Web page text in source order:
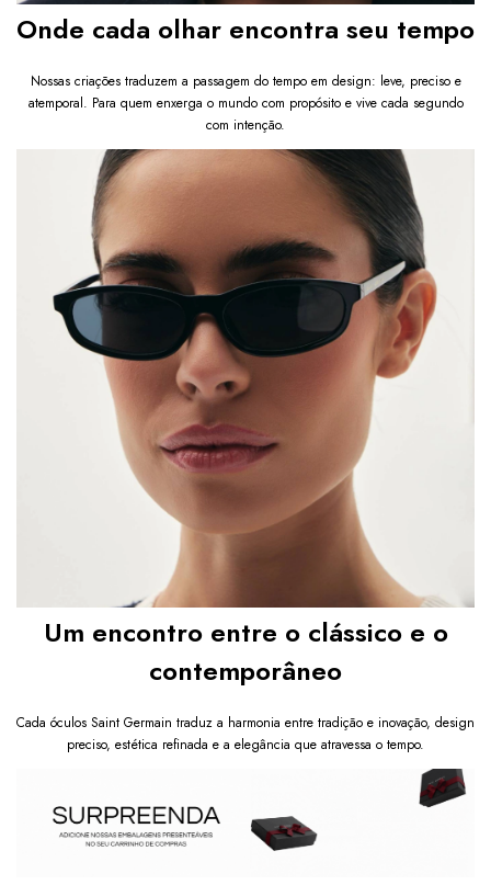
Onde cada olhar encontra seu tempo
Nossas criações traduzem a passagem do tempo em design: leve, preciso e
atemporal. Para quem enxerga o mundo com propósito e vive cada segundo
com intenção.
Um encontro entre o clássico e o
contemporâneo
Cada óculos Saint Germain traduz a harmonia entre tradição e inovação, design
preciso, estética refinada e a elegância que atravessa o tempo.